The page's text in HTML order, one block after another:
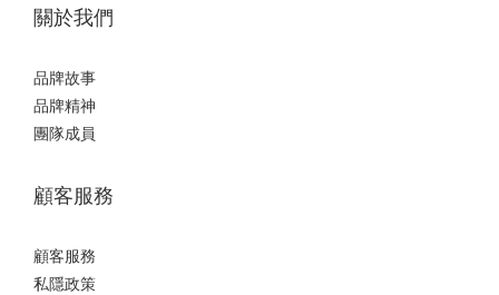
關於我們
品牌故事
品牌精神
團隊成員
顧客服務
顧客服務
私隱政策